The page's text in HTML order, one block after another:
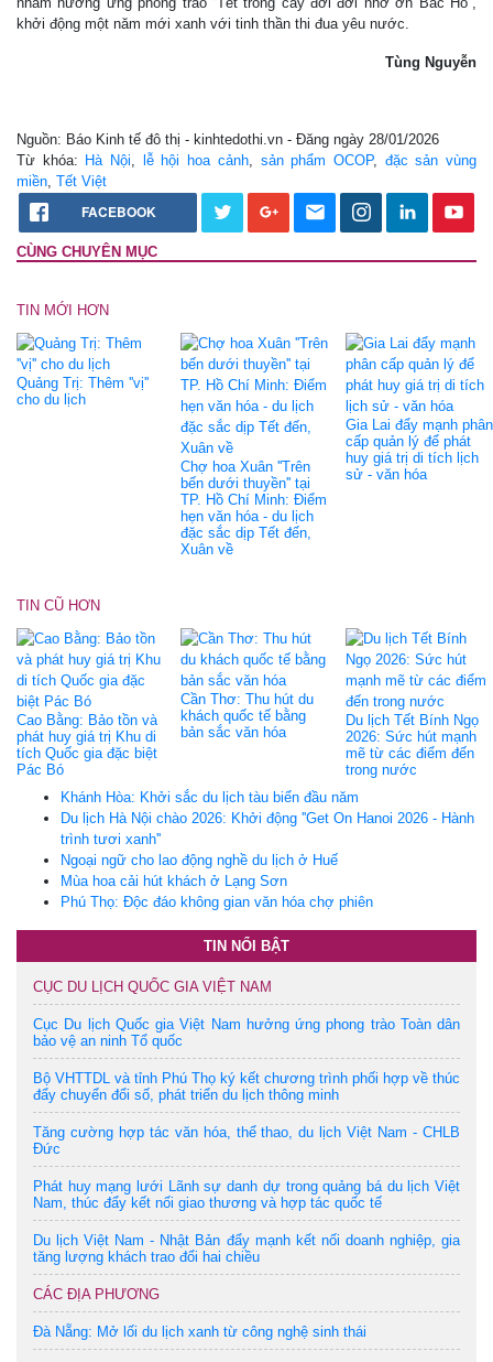
khởi động một năm mới xanh với tinh thần thi đua yêu nước.
Tùng Nguyễn
Nguồn: Báo Kinh tế đô thị - kinhtedothi.vn - Đăng ngày 28/01/2026
Từ khóa: Hà Nội, lễ hội hoa cảnh, sản phẩm OCOP, đặc sản vùng
miền, Tết Việt
FACEBOOK
CÙNG CHUYÊN MỤC
TIN MỚI HƠN
Quảng Trị: Thêm ''vị''
cho du lịch
Chợ hoa Xuân ''Trên
bến dưới thuyền'' tại
TP. Hồ Chí Minh: Điểm
hẹn văn hóa - du lịch
đặc sắc dịp Tết đến,
Xuân về
Gia Lai đẩy mạnh phân
cấp quản lý để phát
huy giá trị di tích lịch
sử - văn hóa
TIN CŨ HƠN
Cao Bằng: Bảo tồn và
phát huy giá trị Khu di
tích Quốc gia đặc biệt
Pác Bó
Cần Thơ: Thu hút du
khách quốc tế bằng
bản sắc văn hóa
Du lịch Tết Bính Ngọ
2026: Sức hút mạnh
mẽ từ các điểm đến
trong nước
Khánh Hòa: Khởi sắc du lịch tàu biển đầu năm
Du lịch Hà Nội chào 2026: Khởi động ''Get On Hanoi 2026 - Hành
trình tươi xanh''
Ngoại ngữ cho lao động nghề du lịch ở Huế
Mùa hoa cải hút khách ở Lạng Sơn
Phú Thọ: Độc đáo không gian văn hóa chợ phiên
TIN NỔI BẬT
CỤC DU LỊCH QUỐC GIA VIỆT NAM
Cục Du lịch Quốc gia Việt Nam hưởng ứng phong trào Toàn dân
bảo vệ an ninh Tổ quốc
Bộ VHTTDL và tỉnh Phú Thọ ký kết chương trình phối hợp về thúc
đẩy chuyển đổi số, phát triển du lịch thông minh
Tăng cường hợp tác văn hóa, thể thao, du lịch Việt Nam - CHLB
Đức
Phát huy mạng lưới Lãnh sự danh dự trong quảng bá du lịch Việt
Nam, thúc đẩy kết nối giao thương và hợp tác quốc tế
Du lịch Việt Nam - Nhật Bản đẩy mạnh kết nối doanh nghiệp, gia
tăng lượng khách trao đổi hai chiều
CÁC ĐỊA PHƯƠNG
Đà Nẵng: Mở lối du lịch xanh từ công nghệ sinh thái